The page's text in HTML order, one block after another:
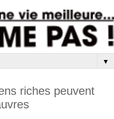
▼
riches peuvent